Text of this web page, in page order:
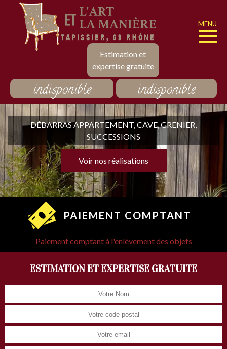
Estimation et
expertise gratuite
MENU
indisponible indisponible
DÉBARRAS APPARTEMENT, CAVE, GRENIER,
SUCCESSIONS
Voir nos réalisations
PAIEMENT COMPTANT
Paiement comptant à l'enlèvement des objets
ESTIMATION ET EXPERTISE GRATUITE